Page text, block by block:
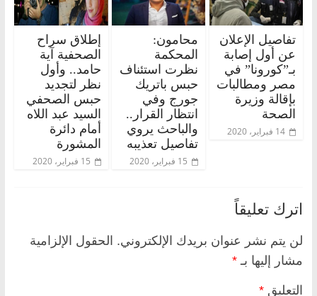
تفاصيل الإعلان
عن أول إصابة
بـ”كورونا” في
مصر ومطالبات
بإقالة وزيرة
الصحة
14 فبراير، 2020
محامون:
المحكمة
نظرت استئناف
حبس باتريك
جورج وفي
انتظار القرار..
والباحث يروي
تفاصيل تعذيبه
15 فبراير، 2020
إطلاق سراح
الصحفية آية
حامد.. وأول
نظر لتجديد
حبس الصحفي
السيد عبد اللاه
أمام دائرة
المشورة
15 فبراير، 2020
اترك تعليقاً
لن يتم نشر عنوان بريدك الإلكتروني. الحقول الإلزامية
مشار إليها بـ *
التعليق *